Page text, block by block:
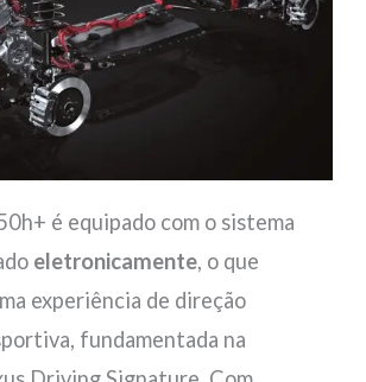
é equipado com o sistema
eletronicamente, o que
experiência de direção
fundamentada na